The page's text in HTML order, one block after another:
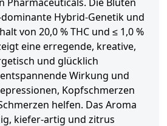
Hybrid-Genetik und
von 20,0 % THC und ≤ 1,0 %
eine erregende, kreative,
und glücklich
Wirkung und
Kopfschmerzen
helfen. Das Aroma
kiefer-artig und zitrus